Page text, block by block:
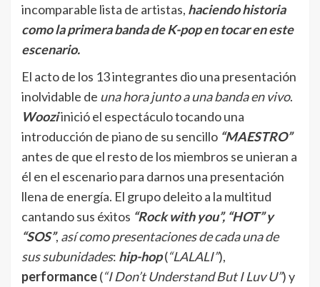
incomparable lista de artistas, haciendo historia
como la primera banda de K-pop en tocar en este
escenario.
El acto de los 13 integrantes dio una presentación
inolvidable de una hora junto a una banda en vivo.
Wooziinició el espectáculo tocando una
introducción de piano de su sencillo “MAESTRO”
antes de que el resto de los miembros se unieran a
él en el escenario para darnos una presentación
llena de energía. El grupo deleito a la multitud
cantando sus éxitos “Rock with you”, “HOT” y
“SOS”, así como presentaciones de cada una de
sus subunidades: hip-hop(“LALALI”),
performance(“I Don’t Understand But I Luv U”) y